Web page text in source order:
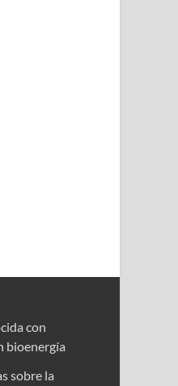
con
bioenergía
sobre la